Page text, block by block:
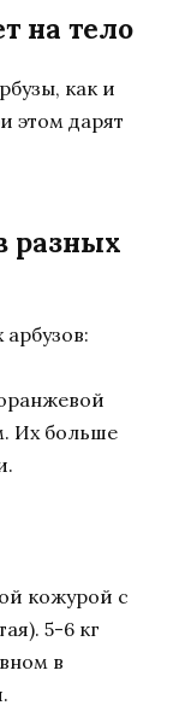
на тело
как и
этом дарят
разных
Их больше
кожурой с
5-6 кг
в